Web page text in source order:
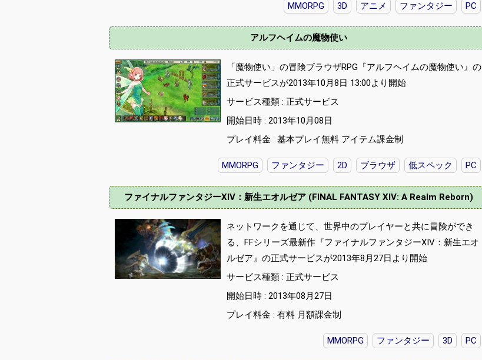
MMORPG 3D アニメ ファンタジー PC
アルフヘイムの魔物使い
「魔物使い」の冒険ブラウザRPG『アルフヘイムの魔物使い』の
正式サービスが2013年10月8日 13:00より開始
サービス種類 : 正式サービス
開始日時 : 2013年10月08日
プレイ料金 : 基本プレイ無料 アイテム課金制
MMORPG ファンタジー 2D ブラウザ 低スペック PC
ファイナルファンタジーXIV：新生エオルゼア (FINAL FANTASY XIV: A Realm Reborn)
ネットワークを通じて、世界中のプレイヤーと共に冒険ができ
る、FFシリーズ最新作『ファイナルファンタジーXIV：新生エオ
ルゼア』の正式サービスが2013年8月27日より開始
サービス種類 : 正式サービス
開始日時 : 2013年08月27日
プレイ料金 : 有料 月額課金制
MMORPG ファンタジー 3D PC